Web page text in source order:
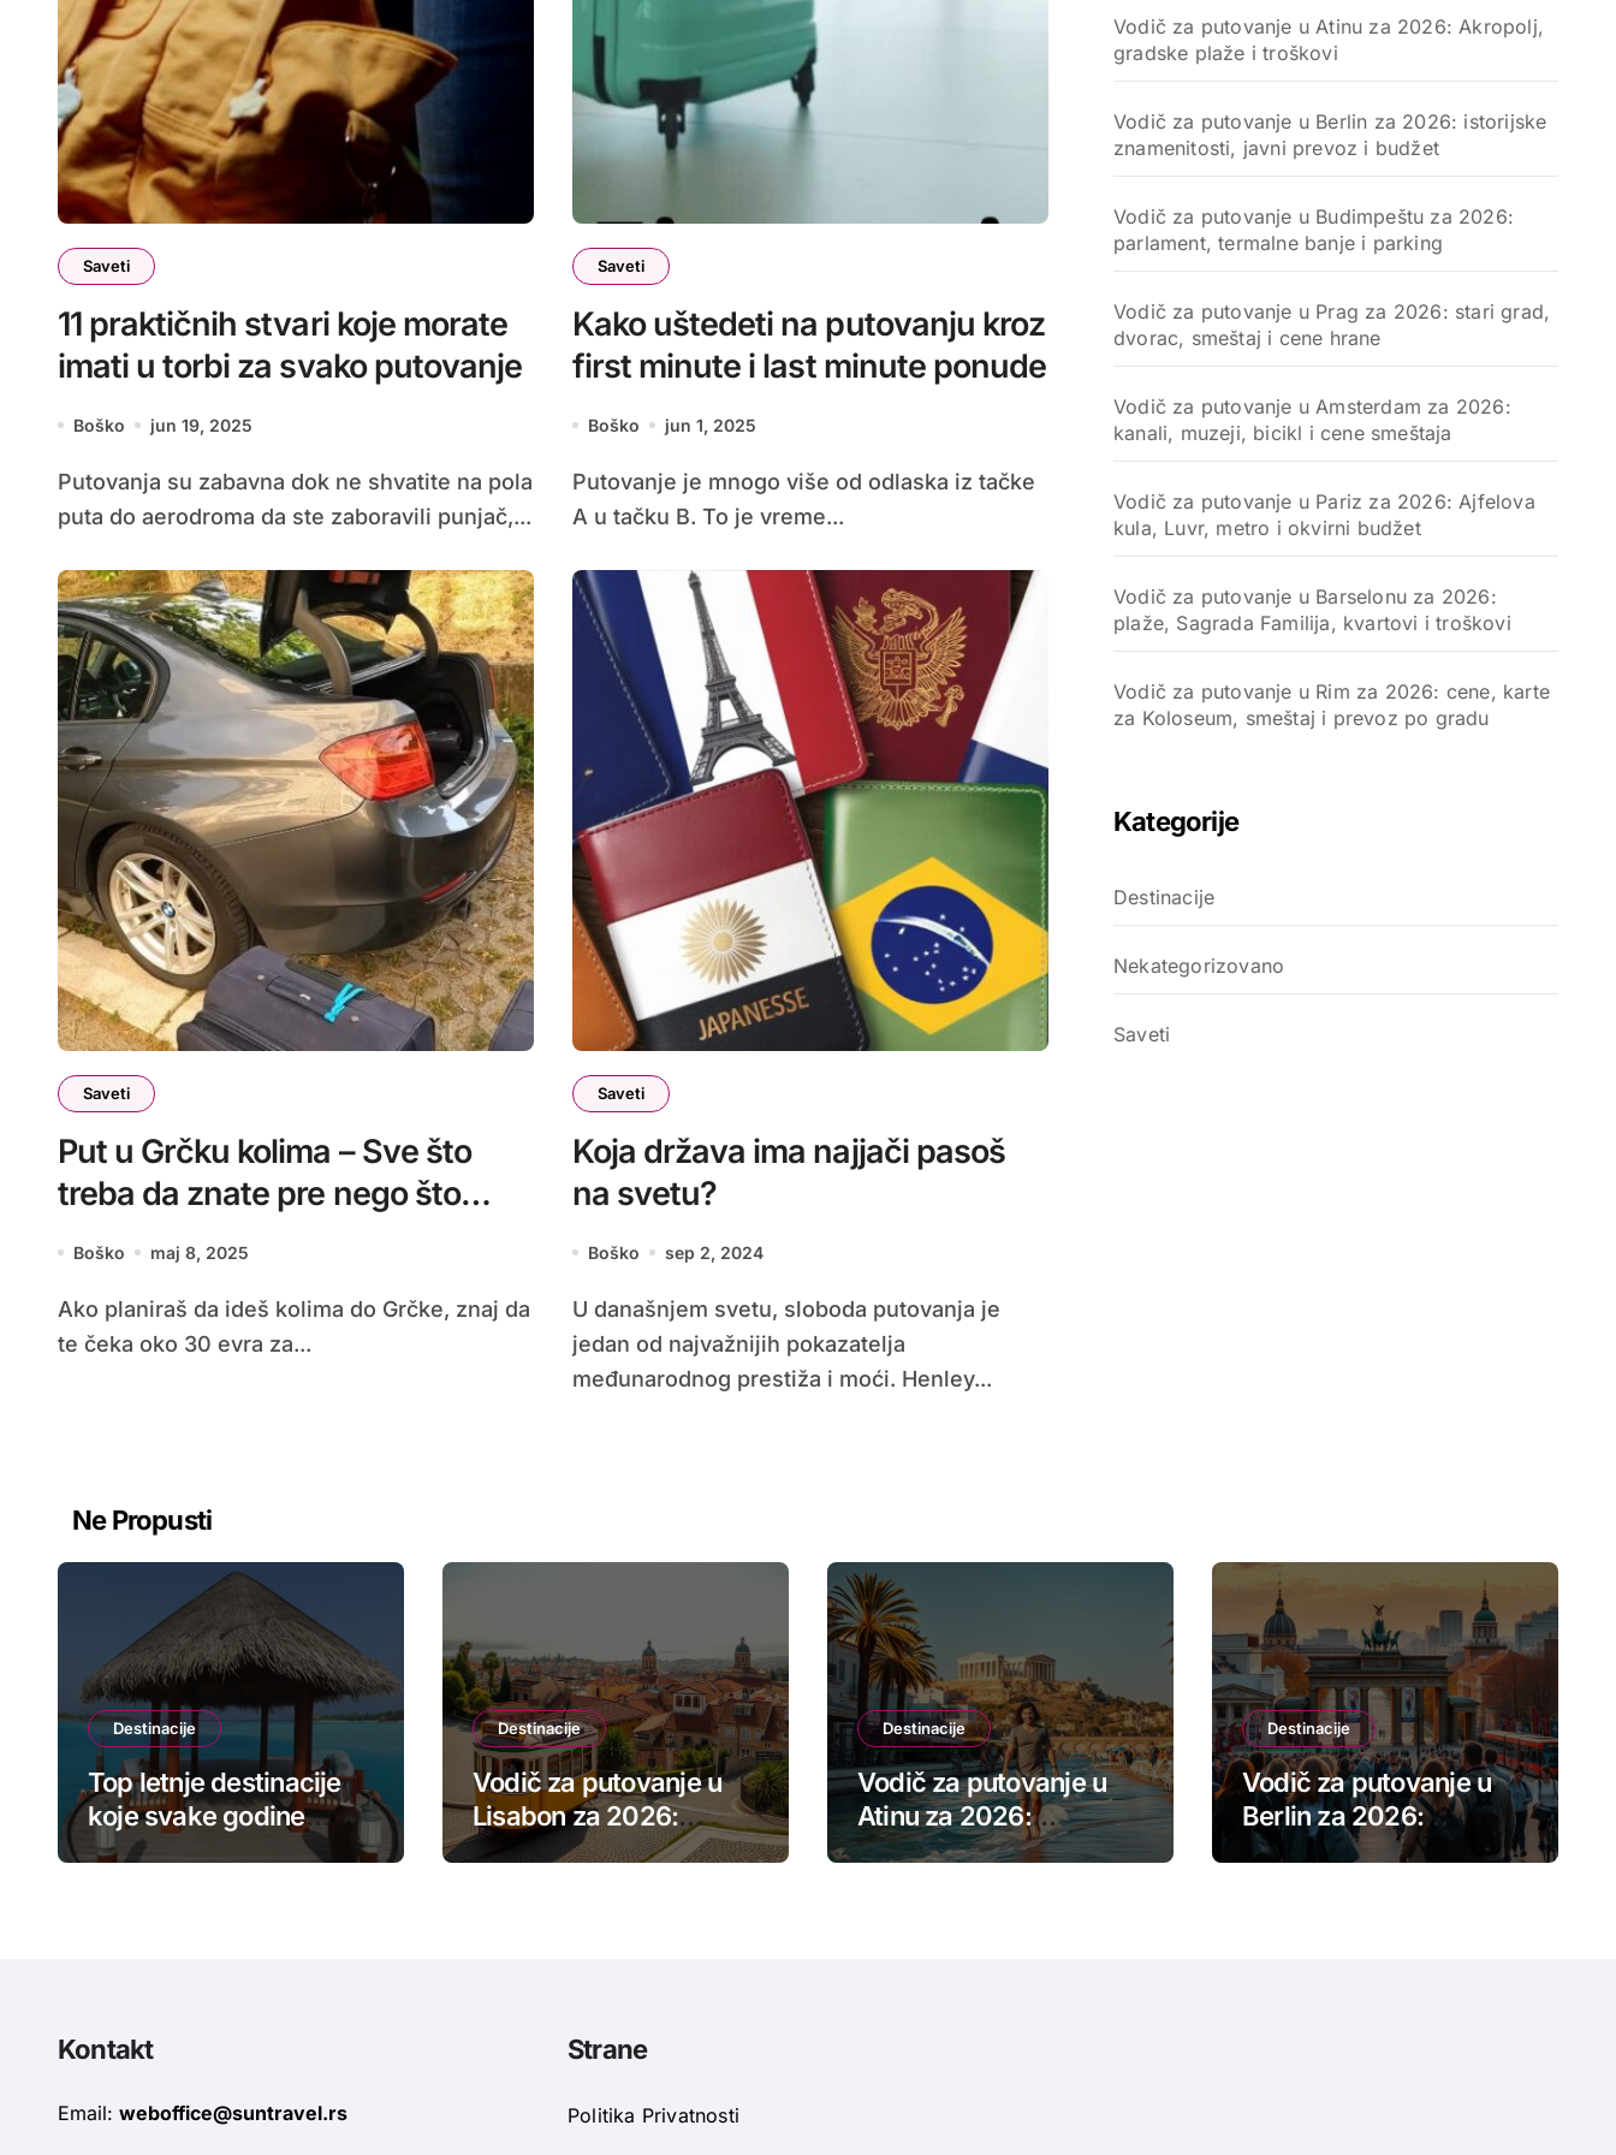
Saveti
11 praktičnih stvari koje morate
imati u torbi za svako putovanje
Boško jun 19, 2025
Putovanja su zabavna dok ne shvatite na pola
puta do aerodroma da ste zaboravili punjač,...
Saveti
Kako uštedeti na putovanju kroz
first minute i last minute ponude
Boško jun 1, 2025
Putovanje je mnogo više od odlaska iz tačke
A u tačku B. To je vreme...
Saveti
Put u Grčku kolima – Sve što
treba da znate pre nego što
krenete
Boško maj 8, 2025
Ako planiraš da ideš kolima do Grčke, znaj da
te čeka oko 30 evra za...
Saveti
Koja država ima najjači pasoš
na svetu?
Boško sep 2, 2024
U današnjem svetu, sloboda putovanja je
jedan od najvažnijih pokazatelja
međunarodnog prestiža i moći. Henley...
Vodič za putovanje u Atinu za 2026: Akropolj,
gradske plaže i troškovi
Vodič za putovanje u Berlin za 2026: istorijske
znamenitosti, javni prevoz i budžet
Vodič za putovanje u Budimpeštu za 2026:
parlament, termalne banje i parking
Vodič za putovanje u Prag za 2026: stari grad,
dvorac, smeštaj i cene hrane
Vodič za putovanje u Amsterdam za 2026:
kanali, muzeji, bicikl i cene smeštaja
Vodič za putovanje u Pariz za 2026: Ajfelova
kula, Luvr, metro i okvirni budžet
Vodič za putovanje u Barselonu za 2026:
plaže, Sagrada Familija, kvartovi i troškovi
Vodič za putovanje u Rim za 2026: cene, karte
za Koloseum, smeštaj i prevoz po gradu
Kategorije
Destinacije
Nekategorizovano
Saveti
Ne Propusti
Destinacije
Top letnje destinacije
koje svake godine
okupljaju mlade iz
Destinacije
Vodič za putovanje u
Lisabon za 2026:
tramvaji, vidikovci,
Destinacije
Vodič za putovanje u
Atinu za 2026:
Akropolj, gradske plaže
Destinacije
Vodič za putovanje u
Berlin za 2026:
istorijske znamenitosti,
Kontakt
Email: weboffice@suntravel.rs
Strane
Politika Privatnosti